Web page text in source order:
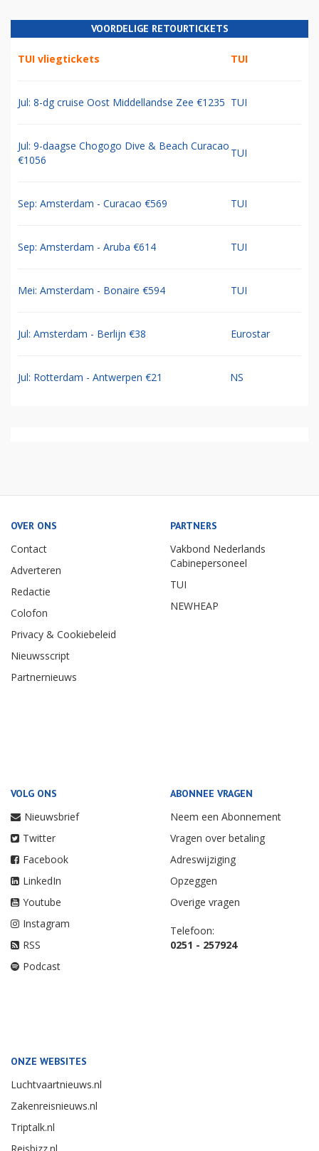
VOORDELIGE RETOURTICKETS
TUI vliegtickets TUI
Jul: 8-dg cruise Oost Middellandse Zee €1235 TUI
Jul: 9-daagse Chogogo Dive & Beach Curacao
€1056
TUI
Sep: Amsterdam - Curacao €569 TUI
Sep: Amsterdam - Aruba €614 TUI
Mei: Amsterdam - Bonaire €594 TUI
Jul: Amsterdam - Berlijn €38 Eurostar
Jul: Rotterdam - Antwerpen €21 NS
OVER ONS
Contact
Adverteren
Redactie
Colofon
Privacy & Cookiebeleid
Nieuwsscript
Partnernieuws
PARTNERS
Vakbond Nederlands
Cabinepersoneel
TUI
NEWHEAP
VOLG ONS
Nieuwsbrief
Twitter
Facebook
LinkedIn
Youtube
Instagram
RSS
Podcast
ABONNEE VRAGEN
Neem een Abonnement
Vragen over betaling
Adreswijziging
Opzeggen
Overige vragen
Telefoon:
0251 - 257924
ONZE WEBSITES
Luchtvaartnieuws.nl
Zakenreisnieuws.nl
Triptalk.nl